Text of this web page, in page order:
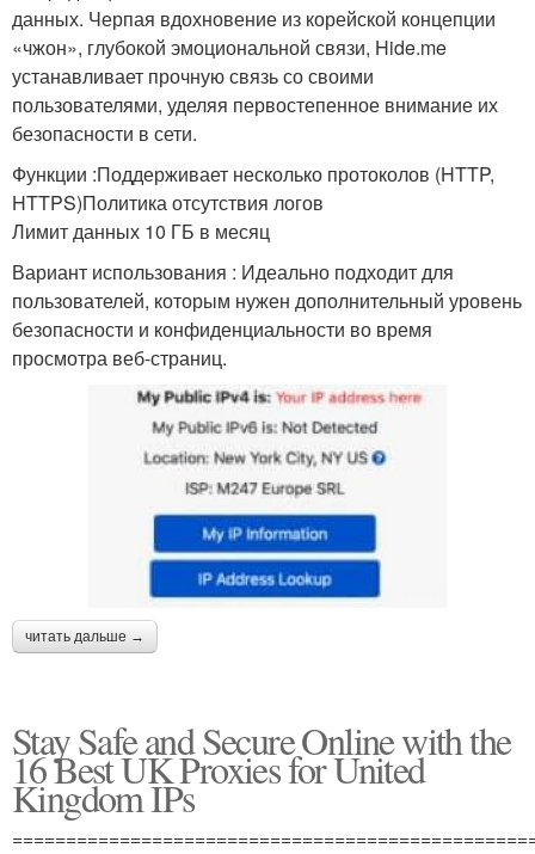
данных. Черпая вдохновение из корейской концепции
«чжон», глубокой эмоциональной связи, Hide.me
устанавливает прочную связь со своими
пользователями, уделяя первостепенное внимание их
безопасности в сети.
Функции :Поддерживает несколько протоколов (HTTP,
HTTPS)Политика отсутствия логов
Лимит данных 10 ГБ в месяц
Вариант использования : Идеально подходит для
пользователей, которым нужен дополнительный уровень
безопасности и конфиденциальности во время
просмотра веб-страниц.
читать дальше →
Stay Safe and Secure Online with the
16 Best UK Proxies for United
Kingdom IPs